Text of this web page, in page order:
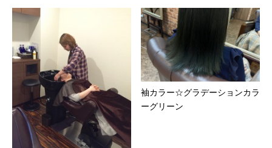
袖カラー☆グラデーションカラ
ーグリーン